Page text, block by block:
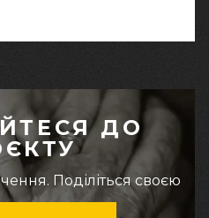
ДО
Поділіться своєю